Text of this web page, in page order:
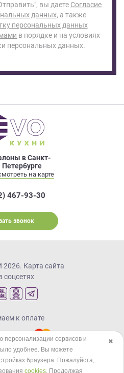
вы даете Согласие
данных, а также
персональных данных
в порядке и на условиях
персональных данных.
в Санкт-
Петербурге
на карте
467-93-30
звонок
2026. Карта сайта
соцсетях
к оплате
и рассрочка
✖
сервисов и
удобнее. Вы можете
браузера. Пожалуйста,
cookies. Продолжая